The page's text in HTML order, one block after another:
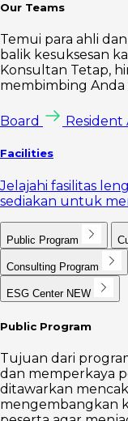
Our Teams
Temui para ahli
balik kesuksesan
Konsultan Tetap,
membimbing Anda
Board Resident
Facilities
Jelajahi fasilitas
sediakan untuk
Public Program
Consulting Program
ESG Center NEW
Public Program
Tujuan dari
dan memperkaya
ditawarkan
mengembangkan